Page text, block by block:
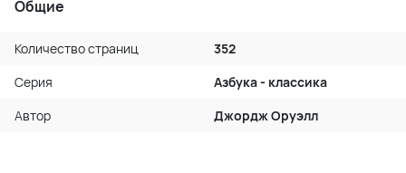
Общие
Количество страниц
352
Серия
Азбука - классика
Автор
Джордж Оруэлл